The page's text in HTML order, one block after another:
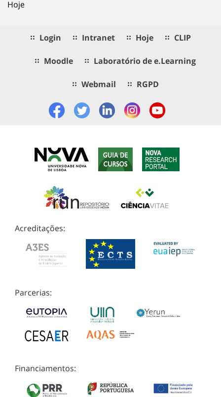
Hoje
Login Intranet Hoje CLIP
Moodle Laboratório de e.Learning
Webmail RGPD
Acreditações:
Parcerias:
Financiamentos: